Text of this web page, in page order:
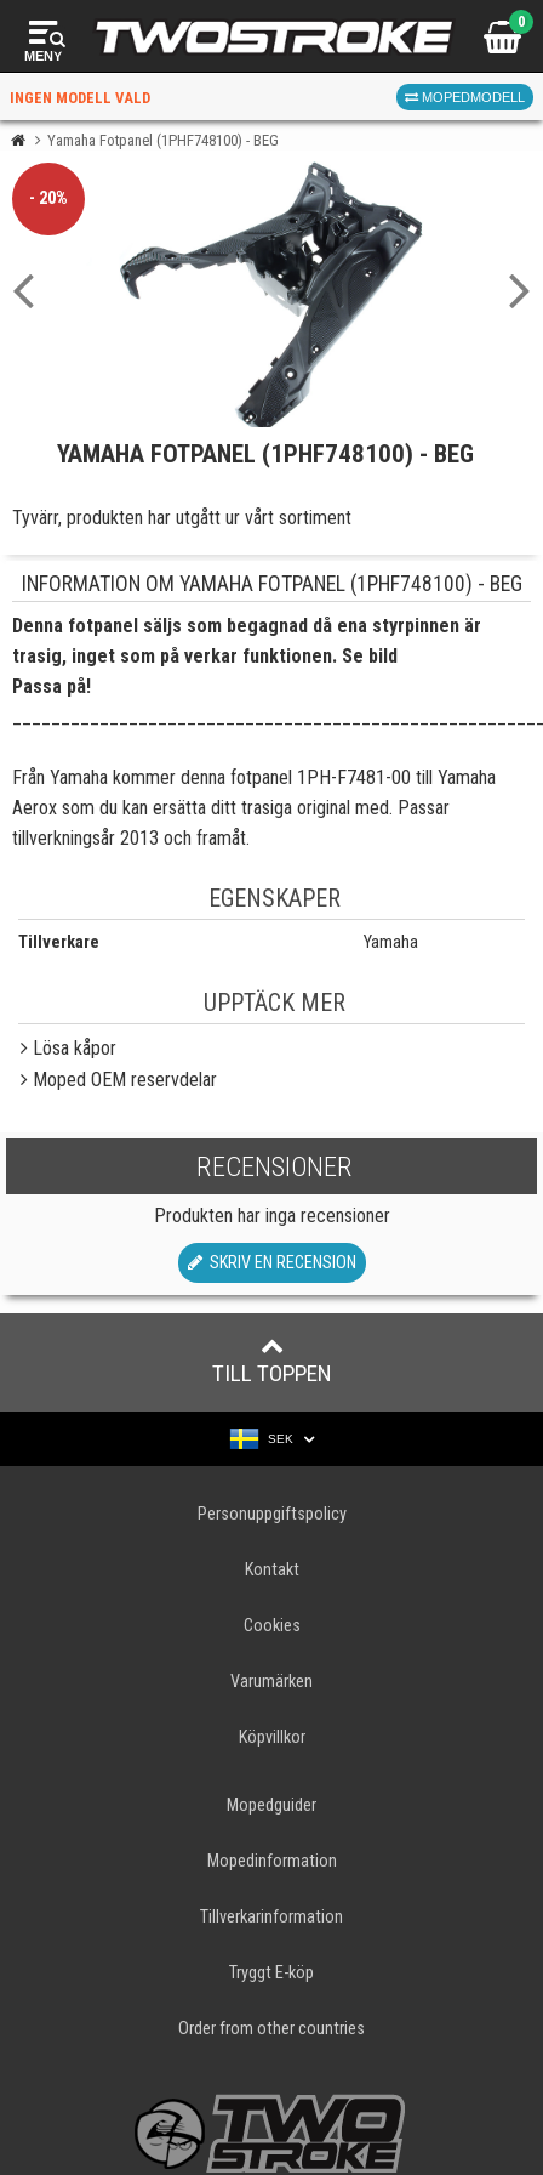
MENY
0
INGEN MODELL VALD MOPEDMODELL
VÄLJ MOPED FÖR RÄTT DELAR
VÄLJ
När du valt kommer butiken visa delar för vald moped
Yamaha Fotpanel (1PHF748100) - BEG
- 20%
YAMAHA FOTPANEL (1PHF748100) - BEG
Tyvärr, produkten har utgått ur vårt sortiment
INFORMATION OM YAMAHA FOTPANEL (1PHF748100) - BEG
Denna fotpanel säljs som begagnad då ena styrpinnen är
trasig, inget som på verkar funktionen. Se bild
Passa på!
Från Yamaha kommer denna fotpanel 1PH-F7481-00 till Yamaha
Aerox som du kan ersätta ditt trasiga original med. Passar
tillverkningsår 2013 och framåt.
EGENSKAPER
Tillverkare Yamaha
UPPTÄCK MER
Lösa kåpor
Moped OEM reservdelar
RECENSIONER
Produkten har inga recensioner
SKRIV EN RECENSION
TILL TOPPEN
SEK
Personuppgiftspolicy
Kontakt
Cookies
Varumärken
Köpvillkor
Mopedguider
Mopedinformation
Tillverkarinformation
Tryggt E-köp
Order from other countries